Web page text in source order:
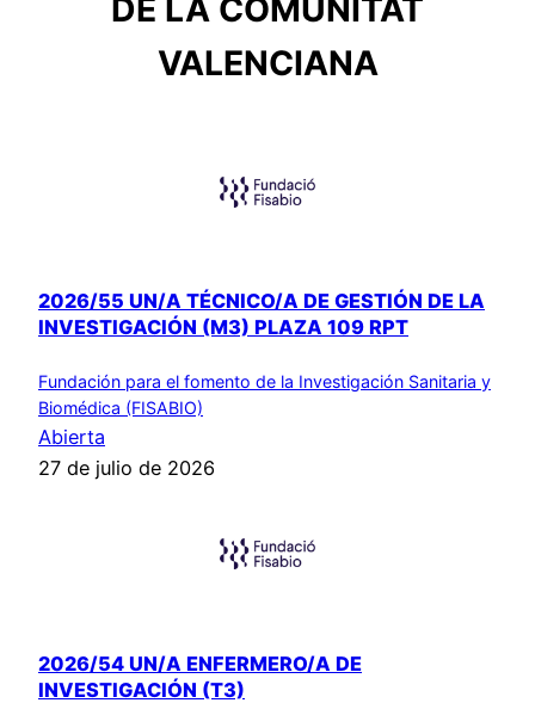
DE LA COMUNITAT
VALENCIANA
2026/55 UN/A TÉCNICO/A DE GESTIÓN DE LA
INVESTIGACIÓN (M3) PLAZA 109 RPT
Fundación para el fomento de la Investigación Sanitaria y
Biomédica (FISABIO)
Abierta
27 de julio de 2026
2026/54 UN/A ENFERMERO/A DE
INVESTIGACIÓN (T3)